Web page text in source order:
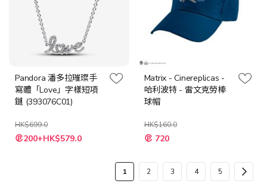
Pandora 潘多拉璀璨手
寫體「Love」字樣短項
鏈 (393076C01)
HK$699.0
特
殊 200+HK$579.0
Matrix - Cinereplicas -
哈利波特 - 雷文克勞棒
球帽
HK$160.0
特
殊 720
頁
您
1
頁
2
頁
3
頁
4
頁
5